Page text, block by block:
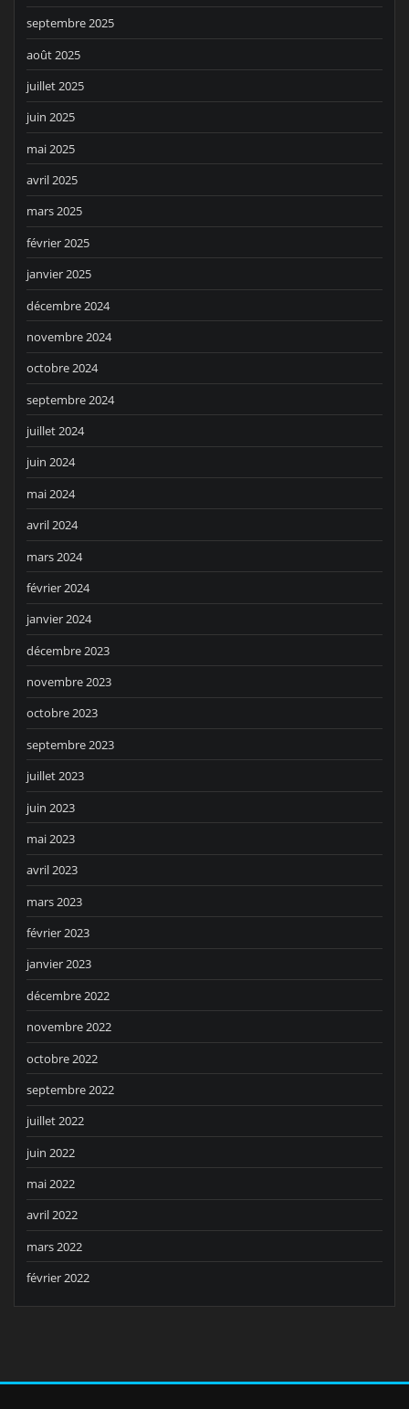
septembre 2025
août 2025
juillet 2025
juin 2025
mai 2025
avril 2025
mars 2025
février 2025
janvier 2025
décembre 2024
novembre 2024
octobre 2024
septembre 2024
juillet 2024
juin 2024
mai 2024
avril 2024
mars 2024
février 2024
janvier 2024
décembre 2023
novembre 2023
octobre 2023
septembre 2023
juillet 2023
juin 2023
mai 2023
avril 2023
mars 2023
février 2023
janvier 2023
décembre 2022
novembre 2022
octobre 2022
septembre 2022
juillet 2022
juin 2022
mai 2022
avril 2022
mars 2022
février 2022